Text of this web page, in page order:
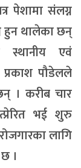
पेशामा संलग्न
हुन थालेका छन्
स्थानीय एवं
पौडेलले
। करीब चार
भई शुरु
लागि
।